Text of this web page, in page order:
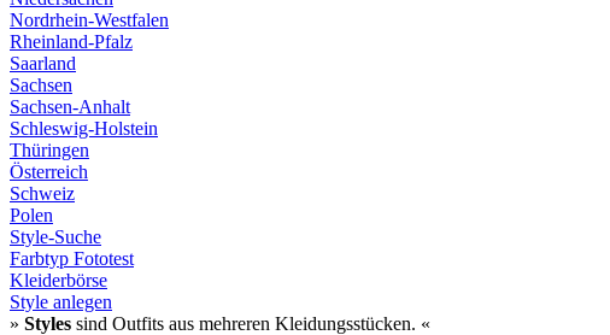
Nordrhein-Westfalen
Rheinland-Pfalz
Saarland
Sachsen
Sachsen-Anhalt
Schleswig-Holstein
Thüringen
Österreich
Schweiz
Polen
Style-Suche
Farbtyp Fototest
Kleiderbörse
Style anlegen
» Styles sind Outfits aus mehreren Kleidungsstücken. «